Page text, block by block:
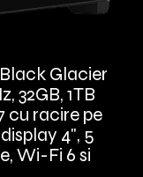
Glacier
32GB, 1TB
cu racire pe
4", 5
Wi-Fi 6 si